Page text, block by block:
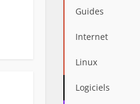
Guides
Internet
Linux
Logiciels